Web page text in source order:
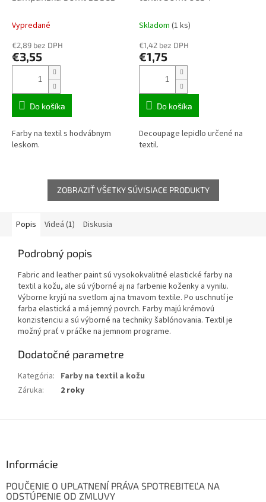
Vypredané
€2,89 bez DPH
€3,55
Do košíka
Farby na textil s hodvábnym
leskom.
Skladom (1 ks)
€1,42 bez DPH
€1,75
Do košíka
Decoupage lepidlo určené na
textil.
ZOBRAZIŤ VŠETKY SÚVISIACE PRODUKTY
Popis Videá (1) Diskusia
Podrobný popis
Fabric and leather paint sú vysokokvalitné elastické farby na
textil a kožu, ale sú výborné aj na farbenie koženky a vynilu.
Výborne kryjú na svetlom aj na tmavom textile. Po uschnutí je
farba elastická a má jemný povrch. Farby majú krémovú
konzistenciu a sú výborné na techniky šablónovania. Textil je
možný prať v práčke na jemnom programe.
Dodatočné parametre
Kategória: Farby na textil a kožu
Záruka: 2 roky
Informácie
POUČENIE O UPLATNENÍ PRÁVA SPOTREBITEĽA NA
ODSTÚPENIE OD ZMLUVY